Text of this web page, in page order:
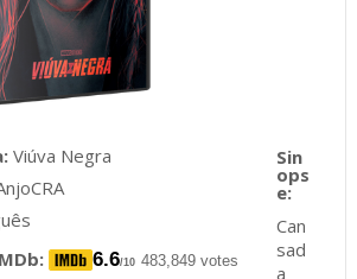
Viúva Negra
6.6/10 483,849 votes
Can
sad
a